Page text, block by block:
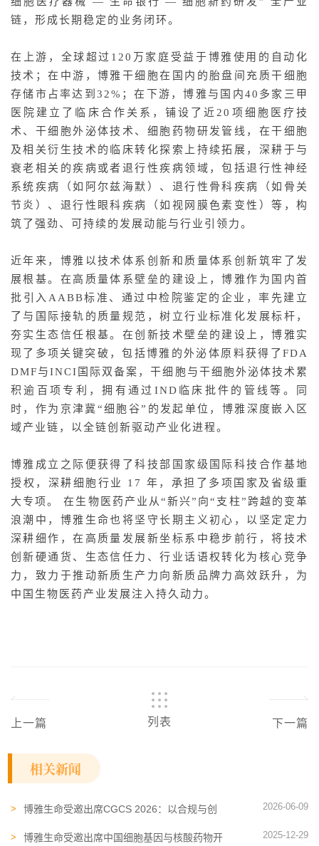
链，形成长期稳定的业务闭环。
在上游，全球超过120万家庭受益于博雅使用的自动化
技术；在中游，博雅干细胞在国内的胎盘间充质干细胞
存储市占率达到32%；在下游，博雅与国内40多家三甲
医院建立了临床合作关系，铺设了近20项细胞医疗技
术、干细胞外泌体技术、细胞药物研发管线，在干细胞
及相关衍生技术的临床转化探索上持续拓展，深耕于与
衰老相关的疾病或者退行性疾病领域，包括退行性神经
系统疾病（如阿尔兹海默）、退行性骨科疾病（如骨关
节炎）、退行性眼科疾病（如视网膜色素变性）等，构
筑了强劲、可持续的发展动能与行业引领力。
近年来，博雅以技术体系创新和质量体系创新筑牢了发
展根基。在高质量体系壁垒的建设上，博雅作为国内首
批引入AABB标准、通过中检院鉴定的企业，率先建立
了与国际接轨的质量规范，树立行业标准化发展标杆，
夯实生态信任根基。在创新技术壁垒的建设上，博雅实
现了多项关键突破，包括博雅的外泌体原料获得了FDA
DMF与INCI国际双备案，干细胞与干细胞外泌体技术累
积逾百项专利，拥有通过IND临床批件的管线等。同
时，作为京津冀“细胞谷”的发起单位，博雅深度嵌入区
域产业链，以全链创新驱动产业化进程。
博雅成立之际便获得了科技部国家级国际科技合作基地
授权，深耕细胞行业 17 年，承担了多项国家及省级重
大专项。 在生物医药产业从“新兴”向“支柱”跨越的变革
浪潮中，博雅生命也将坚守长期主义初心，以坚定定力
深耕细作，在高质量发展新坐标系中稳步前行，将技术
创新硬通货、生态信任力、行业话语权转化为核心竞争
力，致力于推动新质生产力向新质品牌力高效跃升，为
中国生物医药产业发展注入持久动力。
上一篇 列表 下一篇
相关新闻
博雅生命受邀出席CGCS 2026：以合规与创
2026-06-09
博雅生命受邀出席中国细胞基因与核酸药物开 2025-12-29